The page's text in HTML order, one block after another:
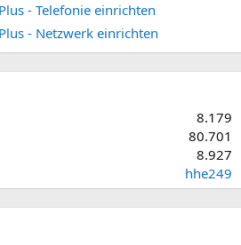
- Telefonie einrichten
- Netzwerk einrichten
8.179
80.701
8.927
hhe249